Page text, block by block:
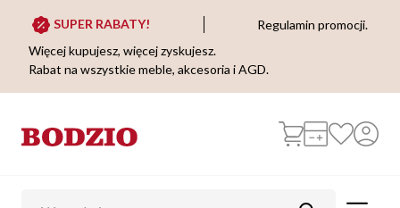
SUPER RABATY!
Regulamin promocji.
Więcej kupujesz, więcej zyskujesz.
Rabat na wszystkie meble, akcesoria i AGD.